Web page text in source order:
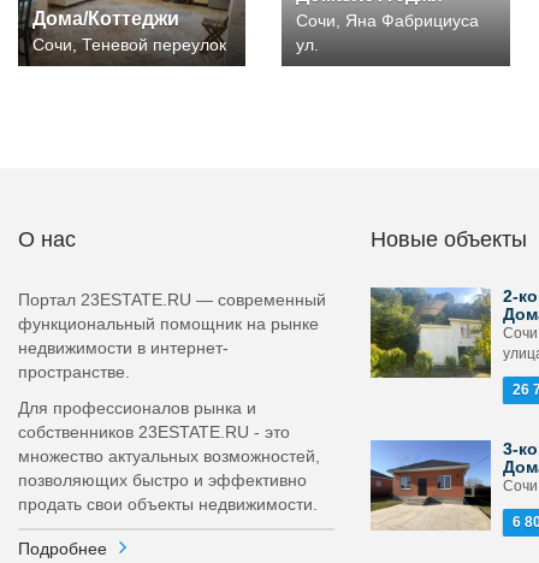
Дома/Коттеджи
Сочи, Теневой переулок
Сочи, Яна Фабрициуса
ул.
О нас
Портал 23ESTATE.RU — современный
функциональный помощник на рынке
недвижимости в интернет-
пространстве.
Для профессионалов рынка и
собственников 23ESTATE.RU - это
множество актуальных возможностей,
позволяющих быстро и эффективно
продать свои объекты недвижимости.
Подробнее
Новые объекты
2-
26
3-
6